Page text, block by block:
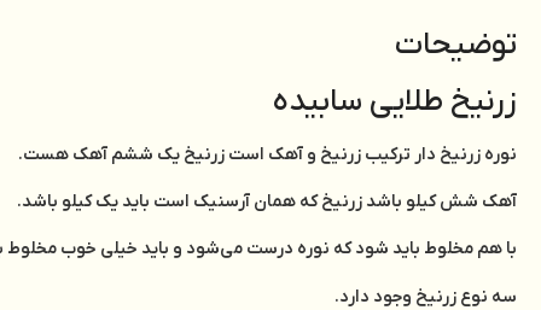
توضیحات
زرنیخ طلایی سابیده
نوره زرنیخ دار ترکیب زرنیخ و آهک است زرنیخ یک ششم آهک هست.
آهک شش کیلو باشد زرنیخ که همان آرسنیک است باید یک کیلو باشد.
با هم مخلوط باید شود که نوره درست می‌شود و باید خیلی خوب مخلوط
سه نوع زرنیخ وجود دارد.